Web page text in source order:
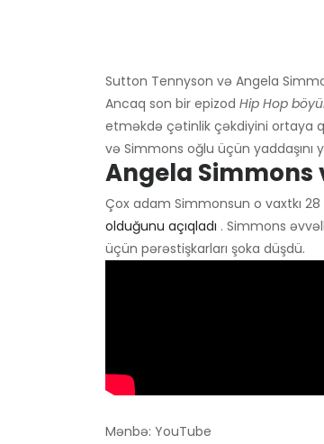
Sutton Tennyson və Angela
Ancaq son bir epizod Hip Hop
etməkdə çətinlik çəkdiyini ortaya
və Simmons oğlu üçün yaddaşını
Angela Simmons
Çox adam Simmonsun o vaxtkı
olduğunu açıqladı . Simmons
üçün pərəstişkarları şoka düşdü.
Mənbə: YouTube